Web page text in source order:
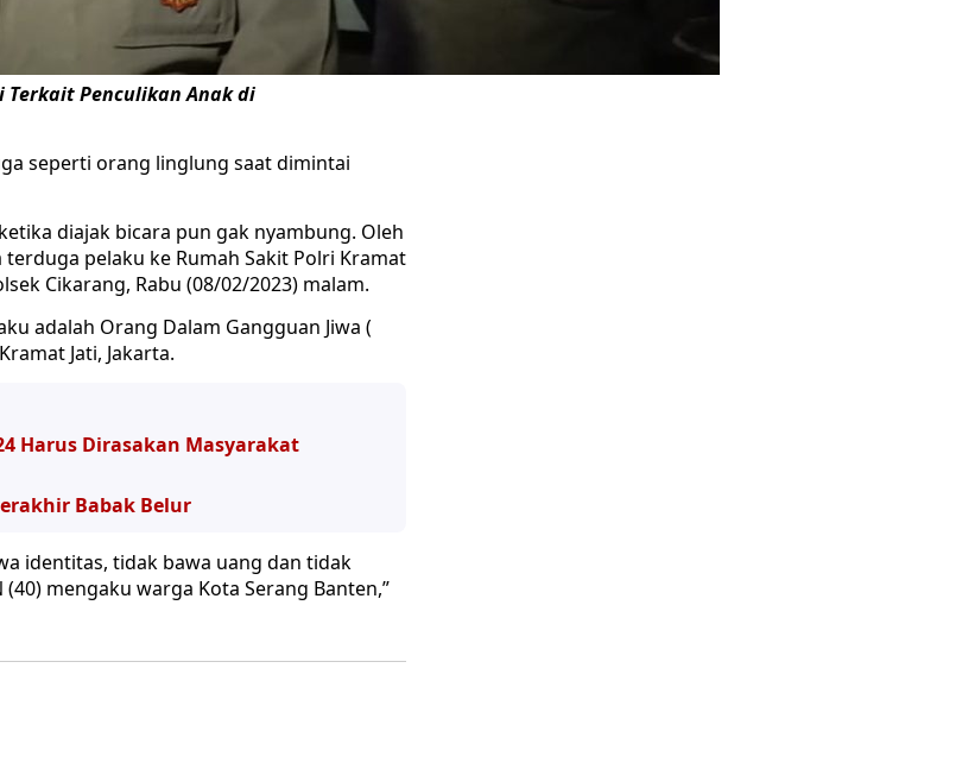
Terkait Penculikan Anak di
seperti orang linglung saat dimintai
diajak bicara pun gak nyambung. Oleh
pelaku ke Rumah Sakit Polri Kramat
Cikarang, Rabu (08/02/2023) malam.
adalah Orang Dalam Gangguan Jiwa (
Jati, Jakarta.
Harus Dirasakan Masyarakat
Babak Belur
identitas, tidak bawa uang dan tidak
mengaku warga Kota Serang Banten,”